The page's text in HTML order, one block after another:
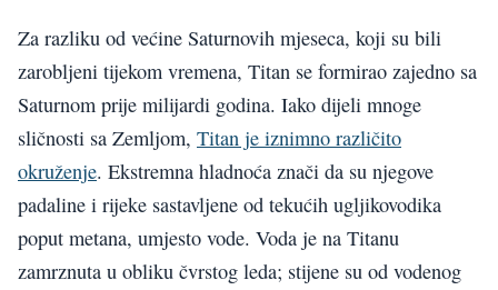
Za razliku od većine Saturnovih mjeseca, koji su bili
zarobljeni tijekom vremena, Titan se formirao zajedno sa
Saturnom prije milijardi godina. Iako dijeli mnoge
sličnosti sa Zemljom, Titan je iznimno različito
okruženje. Ekstremna hladnoća znači da su njegove
padaline i rijeke sastavljene od tekućih ugljikovodika
poput metana, umjesto vode. Voda je na Titanu
zamrznuta u obliku čvrstog leda; stijene su od vodenog